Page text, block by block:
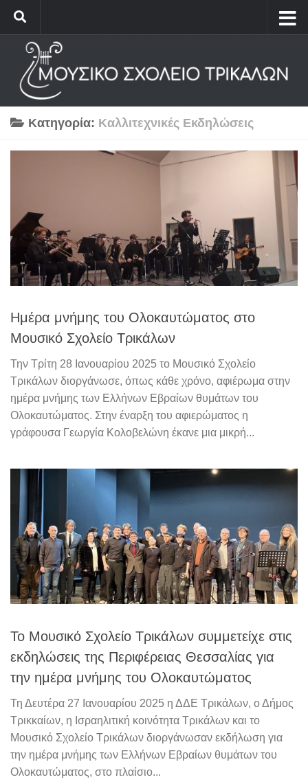
Κατηγορία: Καλλιτεχνικές Εκδηλώσεις
Ημέρα μνήμης του Ολοκαυτώματος στο
Μουσικό Σχολείο Τρικάλων
Την Τρίτη 28 Ιανουαρίου 2025 το Μουσικό Σχολείο
Τρικάλων διοργάνωσε, όπως κάθε χρόνο, αφιέρωμα στην
ημέρα μνήμης των Ελλήνων Εβραίων θυμάτων του
Ολοκαυτώματος. Στην έναρξη του αφιερώματος η
γράφουσα Γεωργία Κολοβελώνη έκανε μια μικρή...
Το Μουσικό Σχολείο Τρικάλων συμμετείχε στις
εκδηλώσεις της Περιφέρειας Θεσσαλίας για
την ημέρα μνήμης του Ολοκαυτώματος
Τη Δευτέρα 27 Ιανουαρίου 2025 η ΔΔΕ Τρικάλων, ο Δήμος
Τρικκαίων, η Ισραηλιτική κοινότητα Τρικάλων και το
Μουσικό Σχολείο Τρικάλων διοργάνωσαν εκδήλωση για
την ημέρα μνήμης των Ελλήνων Εβραίων θυμάτων του
Ολοκαυτώματος, στο πλαίσιο...